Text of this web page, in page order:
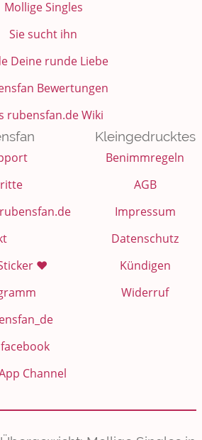
Mollige Singles
Sie sucht ihn
Deine runde Liebe
Bewertungen
rubensfan.de Wiki
❤️
Channel
Kleingedrucktes
Benimmregeln
AGB
Impressum
Datenschutz
Kündigen
Widerruf